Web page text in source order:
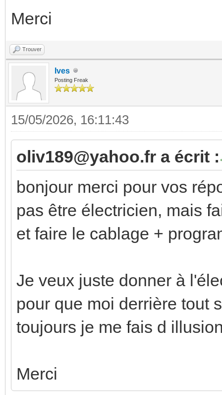
Merci
Trouver
Ives
Posting Freak
15/05/2026, 16:11:43
oliv189@yahoo.fr a écrit :
bonjour merci pour vos
pas être électricien, mais
et faire le cablage +
Je veux juste donner à
pour que moi derrière tout
toujours je me fais d
Merci